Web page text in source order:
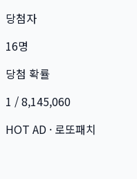
당첨자
16명
당첨 확률
1 / 8,145,060
HOT AD · 로또패치